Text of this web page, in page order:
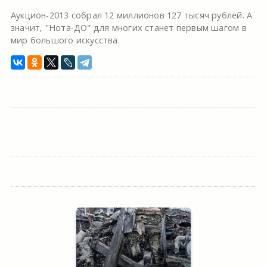
Аукцион-2013 собрал 12 миллионов 127 тысяч рублей. А
значит, "Нота-ДО" для многих станет первым шагом в
мир большого искусства.